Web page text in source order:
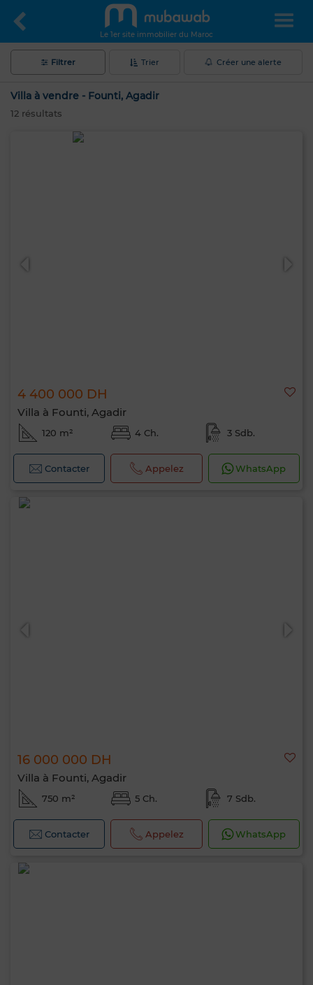
Le 1er site immobilier du Maroc
Filtrer Trier Créer une alerte
Villa à vendre - Founti, Agadir
12 résultats
4 400 000 DH
Villa à Founti, Agadir
120 m² 4 Ch. 3 Sdb.
Contacter Appelez WhatsApp
16 000 000 DH
Villa à Founti, Agadir
750 m² 5 Ch. 7 Sdb.
Contacter Appelez WhatsApp